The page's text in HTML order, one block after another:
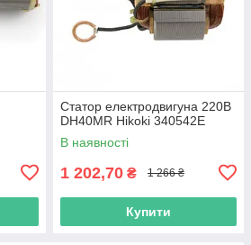
Статор електродвигуна 220В
DH40MR Hikoki 340542E
В наявності
1 202,70 ₴ 1 266 ₴
Купити